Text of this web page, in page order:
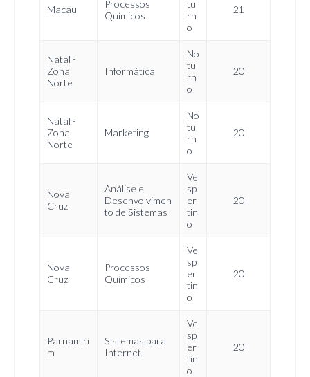
Macau
Processos
Químicos
tu
rn
o
21
Natal -
Zona
Norte
Informática
No
tu
rn
o
20
Natal -
Zona
Norte
Marketing
No
tu
rn
o
20
Nova
Cruz
Análise e
Desenvolvimen
to de Sistemas
Ve
sp
er
tin
o
20
Nova
Cruz
Processos
Químicos
Ve
sp
er
tin
o
20
Parnamiri
m
Sistemas para
Internet
Ve
sp
er
tin
o
20